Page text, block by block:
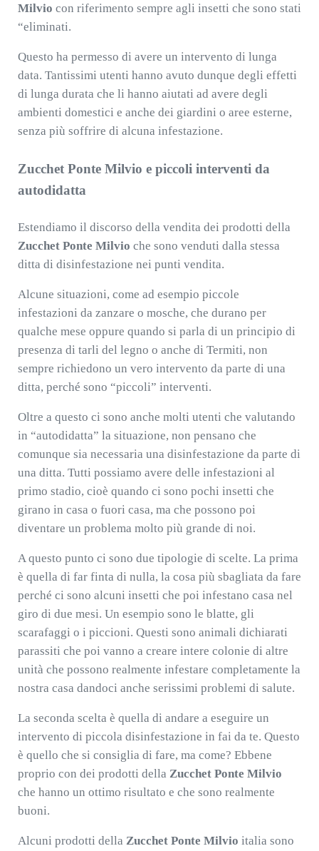
Milvio con riferimento sempre agli insetti che sono stati
“eliminati.
Questo ha permesso di avere un intervento di lunga
data. Tantissimi utenti hanno avuto dunque degli effetti
di lunga durata che li hanno aiutati ad avere degli
ambienti domestici e anche dei giardini o aree esterne,
senza più soffrire di alcuna infestazione.
Zucchet Ponte Milvio e piccoli interventi da
autodidatta
Estendiamo il discorso della vendita dei prodotti della
Zucchet Ponte Milvio che sono venduti dalla stessa
ditta di disinfestazione nei punti vendita.
Alcune situazioni, come ad esempio piccole
infestazioni da zanzare o mosche, che durano per
qualche mese oppure quando si parla di un principio di
presenza di tarli del legno o anche di Termiti, non
sempre richiedono un vero intervento da parte di una
ditta, perché sono “piccoli” interventi.
Oltre a questo ci sono anche molti utenti che valutando
in “autodidatta” la situazione, non pensano che
comunque sia necessaria una disinfestazione da parte di
una ditta. Tutti possiamo avere delle infestazioni al
primo stadio, cioè quando ci sono pochi insetti che
girano in casa o fuori casa, ma che possono poi
diventare un problema molto più grande di noi.
A questo punto ci sono due tipologie di scelte. La prima
è quella di far finta di nulla, la cosa più sbagliata da fare
perché ci sono alcuni insetti che poi infestano casa nel
giro di due mesi. Un esempio sono le blatte, gli
scarafaggi o i piccioni. Questi sono animali dichiarati
parassiti che poi vanno a creare intere colonie di altre
unità che possono realmente infestare completamente la
nostra casa dandoci anche serissimi problemi di salute.
La seconda scelta è quella di andare a eseguire un
intervento di piccola disinfestazione in fai da te. Questo
è quello che si consiglia di fare, ma come? Ebbene
proprio con dei prodotti della Zucchet Ponte Milvio
che hanno un ottimo risultato e che sono realmente
buoni.
Alcuni prodotti della Zucchet Ponte Milvio italia sono